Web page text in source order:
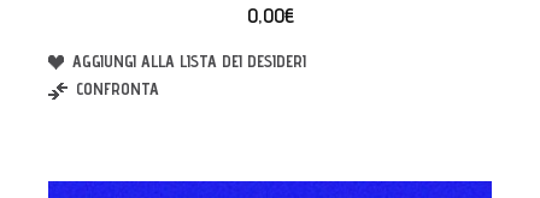
0,00€
AGGIUNGI ALLA LISTA DEI DESIDERI
CONFRONTA